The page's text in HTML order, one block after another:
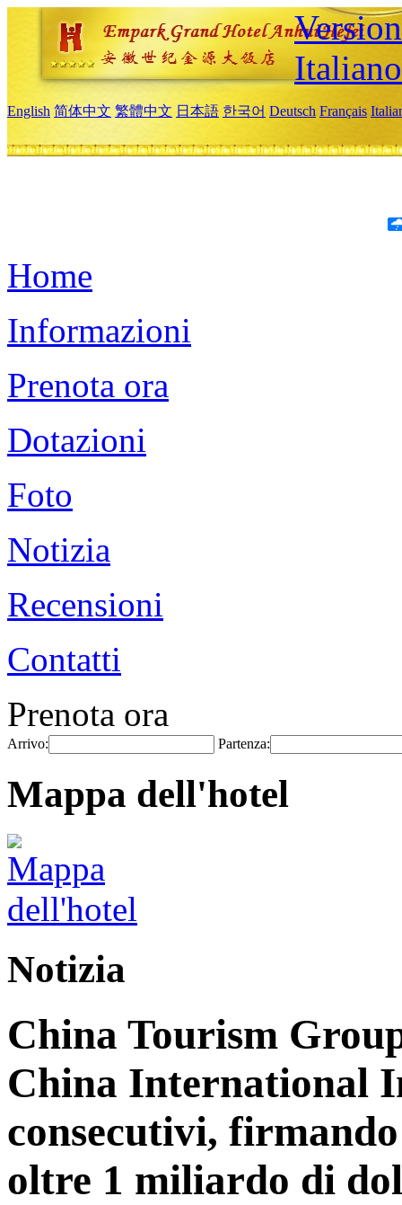
Italiano
English 简体中文 繁體中文 日本語 한국어 Deutsch Français
Home
Informazioni
Prenota ora
Dotazioni
Foto
Notizia
Recensioni
Contatti
Prenota ora
Arrivo: Partenza:
Mappa dell'hotel
Notizia
China Tourism
China International
consecutivi,
oltre 1 miliardo di